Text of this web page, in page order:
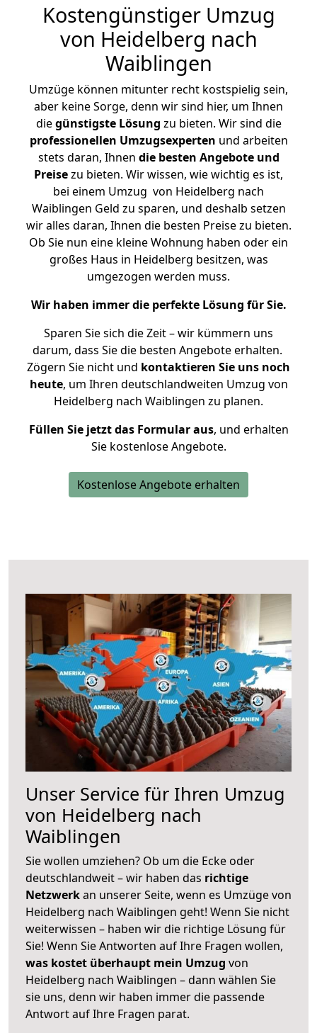
Kostengünstiger Umzug
von Heidelberg nach
Waiblingen
Umzüge können mitunter recht kostspielig sein,
aber keine Sorge, denn wir sind hier, um Ihnen
diegünstigste Lösung zu bieten. Wir sind die
professionellen Umzugsexperten und arbeiten
stets daran, Ihnen die besten Angebote und
Preisezu bieten. Wir wissen, wie wichtig es ist,
bei einem Umzug von Heidelberg nach
Waiblingen Geld zu sparen, und deshalb setzen
wir alles daran, Ihnen die besten Preise zu bieten.
Ob Sie nun eine kleine Wohnung haben oder ein
großes Haus in Heidelberg besitzen, was
umgezogen werden muss.
Wir haben immer die perfekte Lösung für Sie.
Sparen Sie sich die Zeit – wir kümmern uns
darum, dass Sie die besten Angebote erhalten.
Zögern Sie nicht und kontaktieren Sie uns noch
heute, um Ihren deutschlandweiten Umzug von
Heidelberg nach Waiblingen zu planen.
Füllen Sie jetzt das Formular aus, und erhalten
Sie kostenlose Angebote.
Kostenlose Angebote erhalten
Unser Service für Ihren Umzug
von Heidelberg nach
Waiblingen
Sie wollen umziehen? Ob um die Ecke oder
deutschlandweit – wir haben das richtige
Netzwerkan unserer Seite, wenn es Umzüge von
Heidelberg nach Waiblingen geht! Wenn Sie nicht
weiterwissen – haben wir die richtige Lösung für
Sie! Wenn Sie Antworten auf Ihre Fragen wollen,
was kostet überhaupt mein Umzug von
Heidelberg nach Waiblingen – dann wählen Sie
sie uns, denn wir haben immer die passende
Antwort auf Ihre Fragen parat.